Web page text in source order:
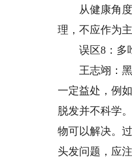
从健康角度
理，不应作为
误区8：多
王志翊：黑
一定益处，例
脱发并不科学
物可以解决。
头发问题，应